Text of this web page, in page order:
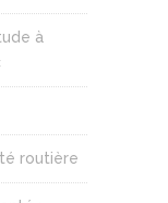
à
routière